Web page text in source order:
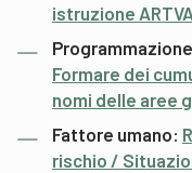
istruzione
Formare dei
nomi delle aree
Fattore umano:
rischio /